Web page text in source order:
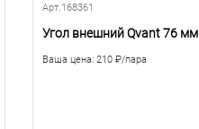
Арт.168361
Угол внешний Qvant 76 мм
Ваша цена: 210 ₽/пара